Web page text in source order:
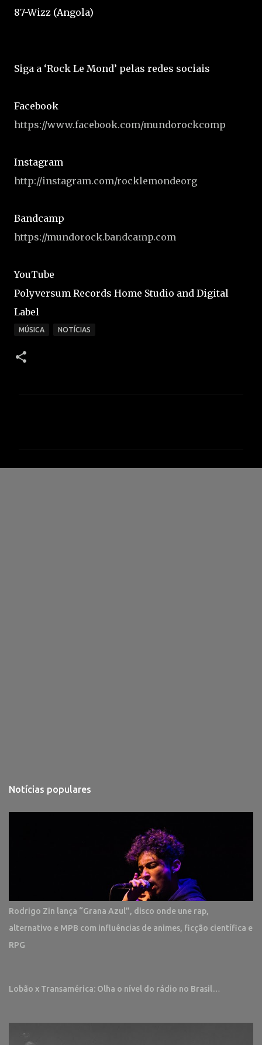
87-Wizz (Angola)
Siga a ‘Rock Le Mond’ pelas redes sociais
Facebook
https://www.facebook.com/mundorockcomp
Instagram
http://instagram.com/rocklemondeorg
Bandcamp
https://mundorock.bandcamp.com
YouTube
Polyversum Records Home Studio and Digital
Label
MÚSICA NOTÍCIAS
Notícias populares
Rodrigo Zin lança “Grana Azul”, disco onde une rap,
alternativo e MPB com influências de animes, ficção científica e
RPG
Lobão x Transamérica: Olha o nível do rádio no Brasil…